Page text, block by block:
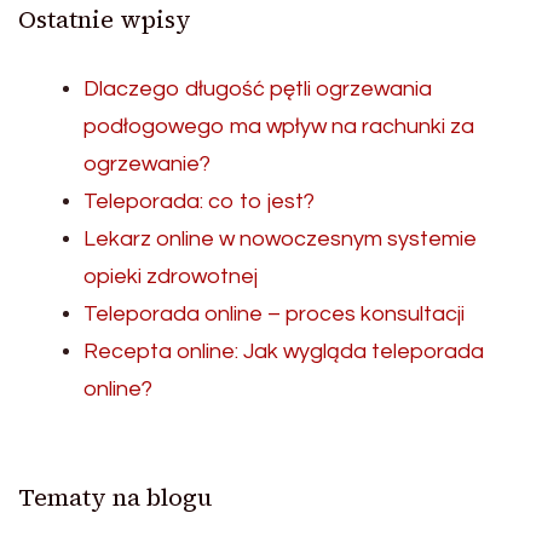
Ostatnie wpisy
Dlaczego długość pętli ogrzewania
podłogowego ma wpływ na rachunki za
ogrzewanie?
Teleporada: co to jest?
Lekarz online w nowoczesnym systemie
opieki zdrowotnej
Teleporada online – proces konsultacji
Recepta online: Jak wygląda teleporada
online?
Tematy na blogu